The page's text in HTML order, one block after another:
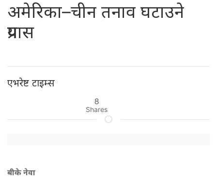
अमेरिका–चीन तनाव घटाउने
प्रयास
एभरेष्ट टाइम्स
8
Shares
बीके नेवा